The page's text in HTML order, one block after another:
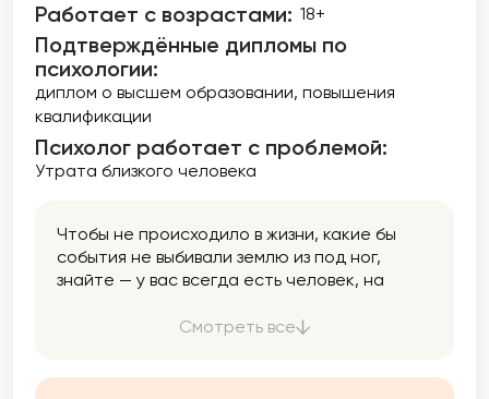
Работает с возрастами: 18+
Подтверждённые дипломы по
психологии:
диплом о высшем образовании повышения
квалификации
Психолог работает с проблемой:
Утрата близкого человека
Чтобы не происходило в жизни, какие бы
события не выбивали землю из под ног,
знайте — у вас всегда есть человек, на
Этот человек Вы сами. А я помогу вам лучше
Смотреть все